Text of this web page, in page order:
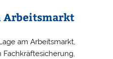
Arbeitsmarkt
am Arbeitsmarkt,